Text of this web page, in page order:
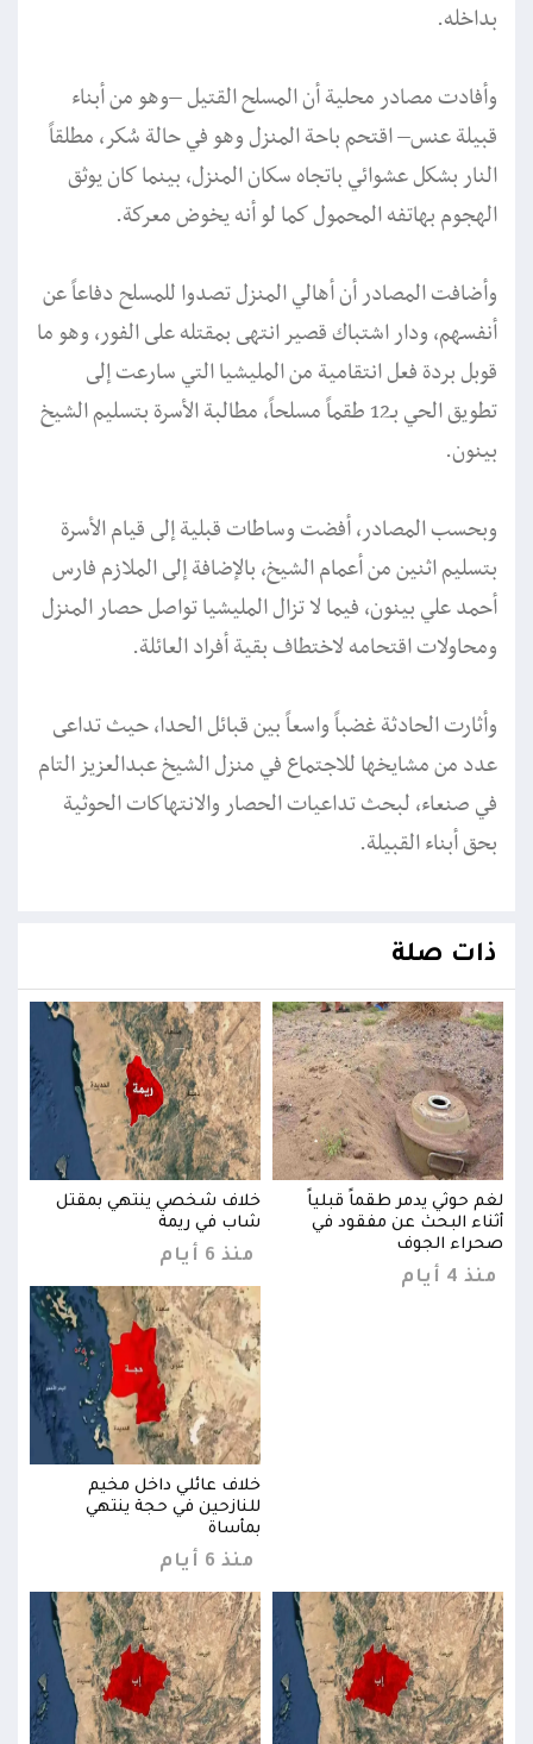
بداخله.
وأفادت مصادر محلية أن المسلح القتيل –وهو من أبناء
قبيلة عنس– اقتحم باحة المنزل وهو في حالة سُكر، مطلقاً
النار بشكل عشوائي باتجاه سكان المنزل، بينما كان يوثق
الهجوم بهاتفه المحمول كما لو أنه يخوض معركة.
وأضافت المصادر أن أهالي المنزل تصدوا للمسلح دفاعاً عن
أنفسهم، ودار اشتباك قصير انتهى بمقتله على الفور، وهو ما
قوبل بردة فعل انتقامية من المليشيا التي سارعت إلى
تطويق الحي بـ12 طقماً مسلحاً، مطالبة الأسرة بتسليم الشيخ
بينون.
وبحسب المصادر، أفضت وساطات قبلية إلى قيام الأسرة
بتسليم اثنين من أعمام الشيخ، بالإضافة إلى الملازم فارس
أحمد علي بينون، فيما لا تزال المليشيا تواصل حصار المنزل
ومحاولات اقتحامه لاختطاف بقية أفراد العائلة.
وأثارت الحادثة غضباً واسعاً بين قبائل الحدا، حيث تداعى
عدد من مشايخها للاجتماع في منزل الشيخ عبدالعزيز التام
في صنعاء، لبحث تداعيات الحصار والانتهاكات الحوثية
بحق أبناء القبيلة.
ذات صلة
لغم حوثي يدمر طقماً قبلياً
أثناء البحث عن مفقود في
صحراء الجوف
منذ 4 أيام
خلاف شخصي ينتهي بمقتل
شاب في ريمة
منذ 6 أيام
خلاف عائلي داخل مخيم
للنازحين في حجة ينتهي
بمأساة
منذ 6 أيام